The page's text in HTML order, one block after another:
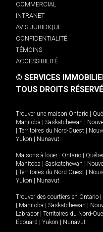
COMMERCIAL
INTRANET
AVIS JURIDIQUE
CONFIDENTIALITÉ
TÉMOINS
ACCESSIBILITÉ
© SERVICES
TOUS DROITS
Trouver une maison Ontario
Manitoba
Saskatchewan
Territoires du Nord-Ouest
Yukon
Nunavut.
Maisons à louer - Ontario
Manitoba
Saskatchewan
Territoires du Nord-Ouest
Yukon
Nunavut.
Trouver des courtiers en Ontario
Manitoba Saskatchewan
Labrador
Territoires du Nord-
Édouard
Yukon Nunavut